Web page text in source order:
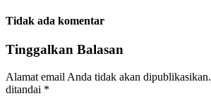
Tidak ada komentar
Tinggalkan Balasan
Alamat email Anda tidak akan dipublikasikan.
ditandai *